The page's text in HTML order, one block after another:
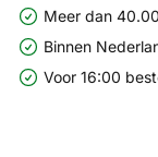
Meer dan
Binnen
Voor 16:00